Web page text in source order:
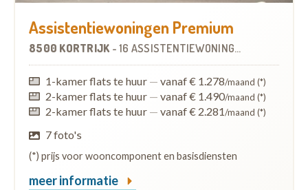
Assistentiewoningen Premium
8500 KORTRIJK - 16 ASSISTENTIEWONINGEN
1-kamer flats te huur — vanaf € 1.278/maand (*)
2-kamer flats te huur — vanaf € 1.490/maand (*)
2-kamer flats te huur — vanaf € 2.281/maand (*)
7 foto's
(*) prijs voor wooncomponent en basisdiensten
meer informatie